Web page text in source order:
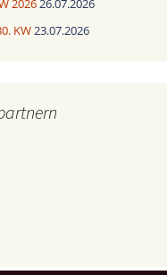
202626.07.2026
KW23.07.2026